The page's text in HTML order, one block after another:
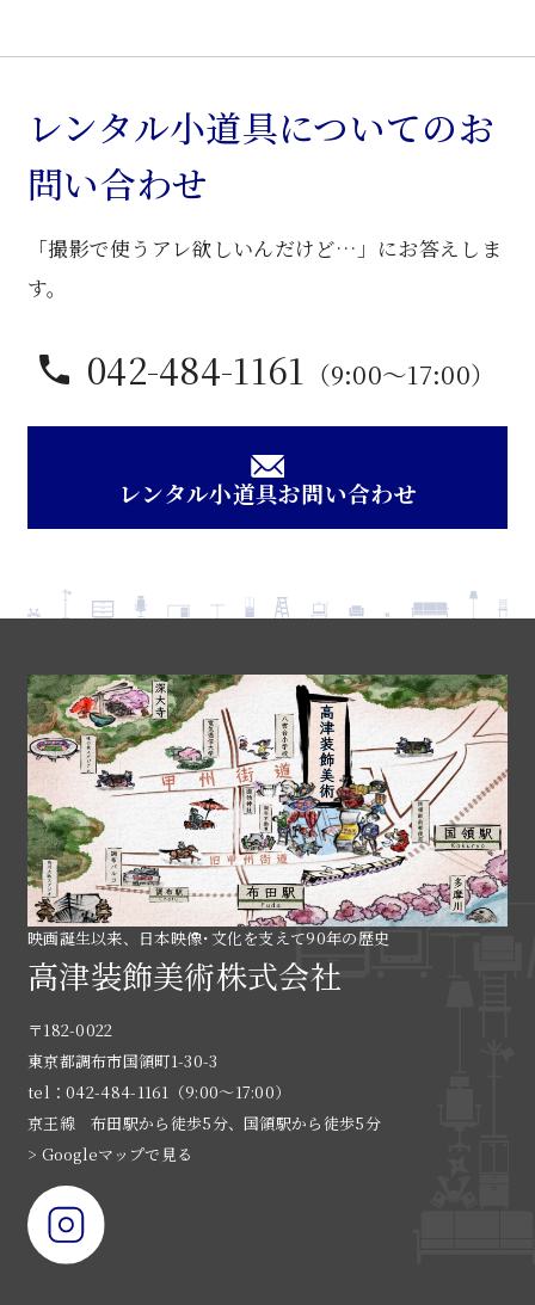
レンタル小道具についてのお
問い合わせ
「撮影で使うアレ欲しいんだけど…」にお答えしま
す。
042-484-1161 （9:00〜17:00）
レンタル小道具お問い合わせ
映画誕生以来、日本映像･文化を支えて90年の歴史
高津装飾美術株式会社
〒182-0022
東京都調布市国領町1-30-3
tel：042-484-1161（9:00〜17:00）
京王線 布田駅から徒歩5分、国領駅から徒歩5分
> Googleマップで見る